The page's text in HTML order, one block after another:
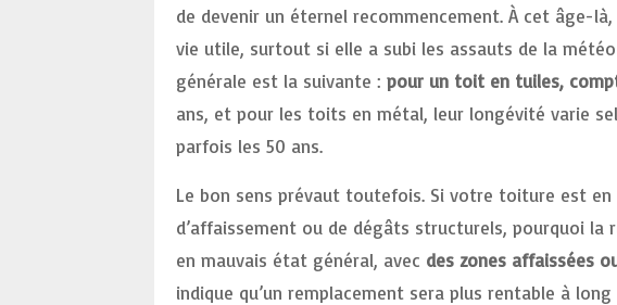
de devenir un éternel recommencement. À cet âge-
vie utile, surtout si elle a subi les assauts de la
générale est la suivante : pour un toit en tuiles,
ans, et pour les toits en métal, leur longévité varie
parfois les 50 ans.
Le bon sens prévaut toutefois. Si votre toiture est
d’affaissement ou de dégâts structurels, pourquoi la
en mauvais état général, avec des zones affaissées
indique qu’un remplacement sera plus rentable à